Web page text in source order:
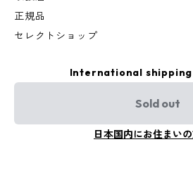
正規品
セレクトショップ
International
Sold out
日本国内にお住まい